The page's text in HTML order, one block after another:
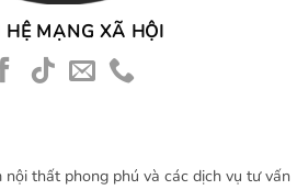
HỆ MẠNG XÃ HỘI
nội thất phong phú và các dịch vụ tư vấn